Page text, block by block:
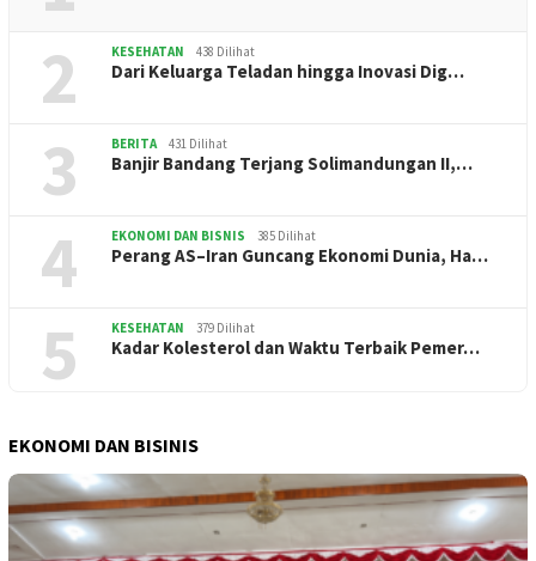
2 KESEHATAN 438 Dilihat
Dari Keluarga Teladan hingga Inovasi Dig…
3 BERITA 431 Dilihat
Banjir Bandang Terjang Solimandungan II,…
4 EKONOMI DAN BISNIS 385 Dilihat
Perang AS–Iran Guncang Ekonomi Dunia, Ha…
5 KESEHATAN 379 Dilihat
Kadar Kolesterol dan Waktu Terbaik Pemer…
EKONOMI DAN BISINIS